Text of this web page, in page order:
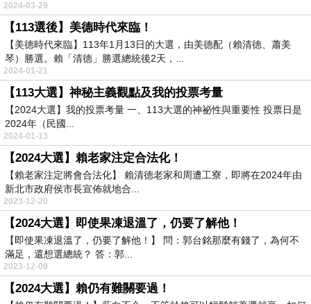
2024-03-29
【113選後】美德時代來臨！
【美德時代來臨】113年1月13日的大選，由美德配（賴清德、蕭美
琴）勝選。賴「清德」勝選總統後2天，...
2024-01-21
【113大選】神秘主義觀點及我的投票考量
【2024大選】我的投票考量 一、113大選的神祕性與重要性 投票日是
2024年（民國...
2024-01-13
【2024大選】賴老家注定合法化！
【賴老家注定將會合法化】 賴清德老家和周遭工寮，即將在2024年由
新北市政府侯市長宣佈就地合...
2023-12-20
【2024大選】即使果凍退溫了，仍要了解他！
【即使果凍退溫了，仍要了解他！】 問：郭台銘那麼有錢了，為何不
滿足，還想選總統？ 答：郭...
2023-12-09
【2024大選】賴仍有難關要過！